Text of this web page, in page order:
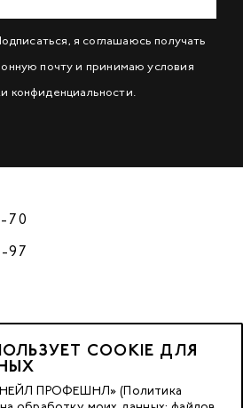
я соглашаюсь получать
почту и принимаю условия
конфиденциальности.
70
97
COOKIE ДЛЯ
ПРОФЕШНЛ» (Политика